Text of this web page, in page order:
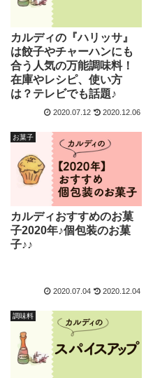
カルディの『ハリッサ』
は餃子やチャーハンにも
合う人気の万能調味料！
在庫やレシピ、使い方
は？テレビでも話題♪
2020.07.12 2020.12.06
お菓子
カルディおすすめのお菓
子2020年♪個包装のお菓
子♪♪
2020.07.04 2020.12.04
調味料